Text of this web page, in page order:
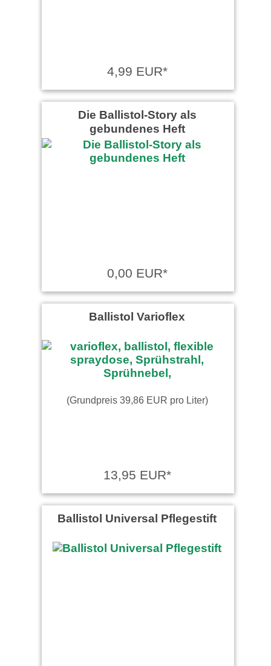
4,99 EUR*
Die Ballistol-Story als
gebundenes Heft
0,00 EUR*
Ballistol Varioflex
(Grundpreis 39,86 EUR pro Liter)
13,95 EUR*
Ballistol Universal Pflegestift